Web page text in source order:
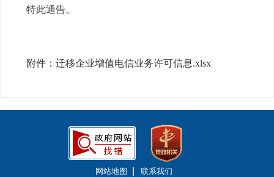
特此通告。
附件： 迁移企业增值电信业务许可信息.xlsx
网站地图 联系我们